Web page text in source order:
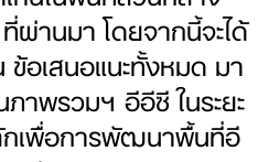
ผ่านมา โดยจากนี้จะได้
อเสนอแนะทั้งหมด มา
าพรวมฯ อีอีซี ในระยะ
กเพื่อการพัฒนาพื้นที่อี